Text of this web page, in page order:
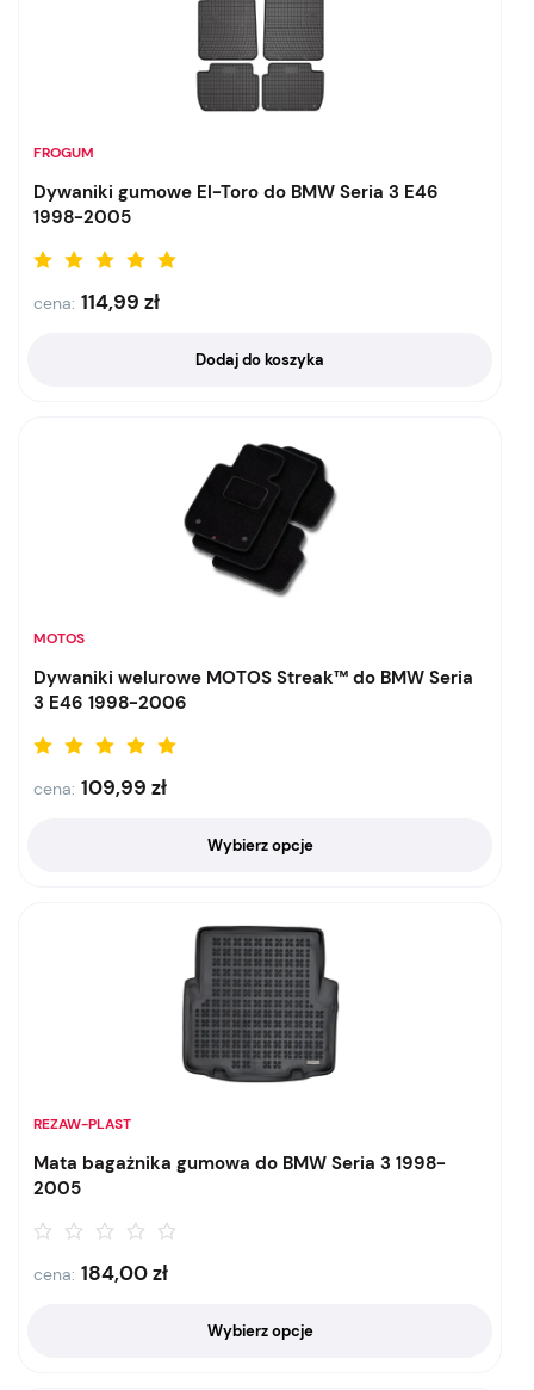
FROGUM
Dywaniki gumowe El-Toro do BMW Seria 3 E46
1998-2005
cena: 114,99 zł
Dodaj do koszyka
MOTOS
Dywaniki welurowe MOTOS Streak™ do BMW Seria
3 E46 1998-2006
cena: 109,99 zł
Wybierz opcje
REZAW-PLAST
Mata bagażnika gumowa do BMW Seria 3 1998-
2005
cena: 184,00zł
Wybierz opcje